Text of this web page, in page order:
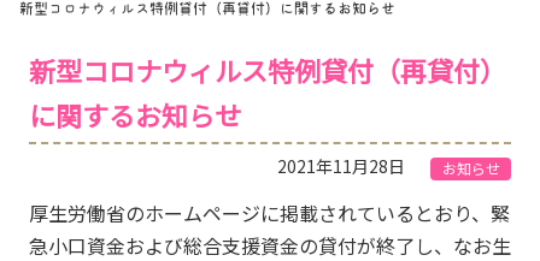
新型コロナウィルス特例貸付（再貸付）に関するお知らせ
新型コロナウィルス特例貸付（再貸付）
に関するお知らせ
2021年11月28日 お知らせ
厚生労働省のホームページに掲載されているとおり、緊
急小口資金および総合支援資金の貸付が終了し、なお生